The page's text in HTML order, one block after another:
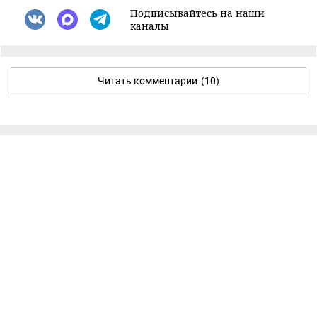
Подписывайтесь на наши
каналы
Читать комментарии (10)